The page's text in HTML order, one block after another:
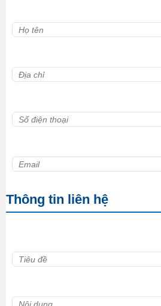
Thông tin liên hệ